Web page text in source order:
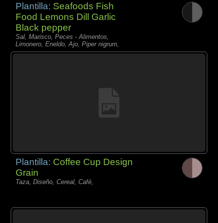
Plantilla: Seafoods Fish
Food Lemons Dill Garlic
Black pepper
Sal, Marisco, Peces - Alimentos,
Limonero, Eneldo, Ajo, Piper nigrum,
Plantilla: Coffee Cup Design
Grain
Taza, Diseño, Cereal, Café,